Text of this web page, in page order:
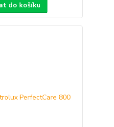
do košíku